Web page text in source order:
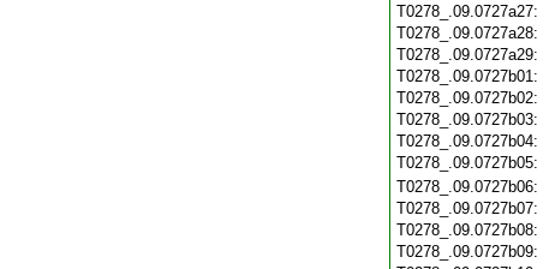
T0278_.09.0727a27:
T0278_.09.0727a28:
T0278_.09.0727a29:
T0278_.09.0727b01:
T0278_.09.0727b02:
T0278_.09.0727b03:
T0278_.09.0727b04:
T0278_.09.0727b05:
T0278_.09.0727b06:
T0278_.09.0727b07:
T0278_.09.0727b08:
T0278_.09.0727b09: